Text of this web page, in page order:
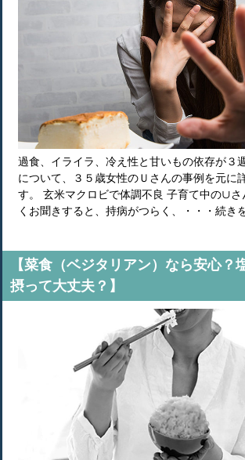
過食、イライラ、冷え性と甘いもの依存が３
について、３５歳女性のＵさんの事例を元に
す。 玄米マクロビで体調不良 子育て中の∪さ
くお聞きすると、持病がつらく、・・・続き
【菜食（ベジタリアン）なら安心？
摂って大丈夫？】